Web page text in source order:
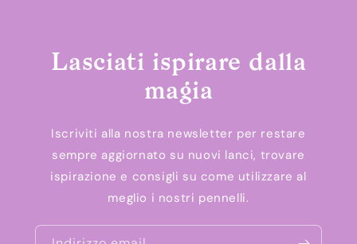
Lasciati ispirare dalla
magia
Iscriviti alla nostra newsletter per restare
sempre aggiornato su nuovi lanci, trovare
ispirazione e consigli su come utilizzare al
meglio i nostri pennelli.